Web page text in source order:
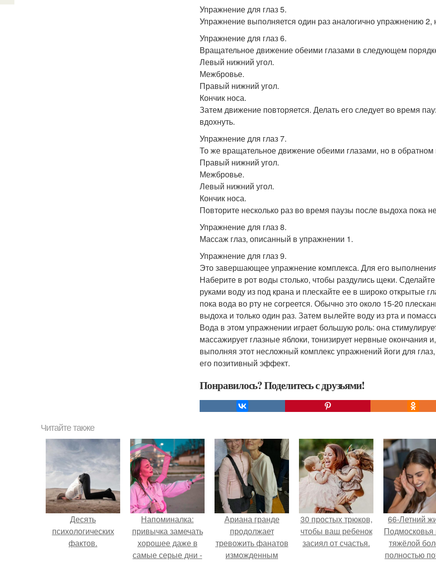
Упражнение для глаз 5.
Упражнение выполняется один раз аналогично упражнению 2,
Упражнение для глаз 6.
Вращательное движение обеими глазами в следующем
Левый нижний угол.
Межбровье.
Правый нижний угол.
Кончик носа.
Затем движение повторяется. Делать его следует во время
вдохнуть.
Упражнение для глаз 7.
То же вращательное движение обеими глазами, но в обратном
Правый нижний угол.
Межбровье.
Левый нижний угол.
Кончик носа.
Повторите несколько раз во время паузы после выдоха пока
Упражнение для глаз 8.
Массаж глаз, описанный в упражнении 1.
Упражнение для глаз 9.
Это завершающее упражнение комплекса. Для его
Наберите в рот воды столько, чтобы раздулись щеки.
руками воду из под крана и плескайте ее в широко открытые
пока вода во рту не согреется. Обычно это около 15-20
выдоха и только один раз. Затем вылейте воду из рта и
Вода в этом упражнении играет большую роль: она
массажирует глазные яблоки, тонизирует нервные окончания
выполняя этот несложный комплекс упражнений йоги для
его позитивный эффект.
Понравилось? Поделитесь с друзьями!
Читайте также
Десять
психологических
фактов.
Напоминалка:
привычка замечать
хорошее даже в
самые серые дни -
Ариана гранде
продолжает
тревожить фанатов
изможденным
30 простых трюков,
чтобы ваш ребенок
засиял от счастья.
66-Летний
Подмосковья
тяжёлой
полностью